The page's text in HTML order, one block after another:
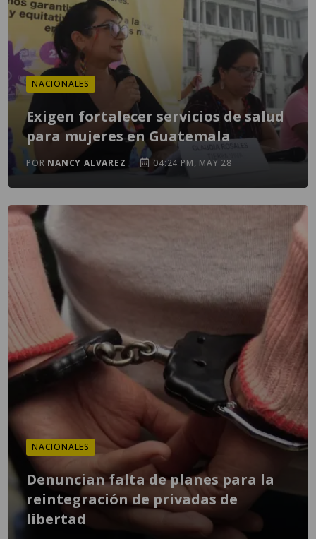
NACIONALES
Exigen fortalecer servicios de salud
para mujeres en Guatemala
POR NANCY ALVAREZ 04:24 PM, MAY 28
NACIONALES
Denuncian falta de planes para la
reintegración de privadas de
libertad